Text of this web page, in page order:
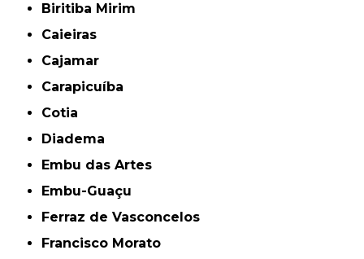
Biritiba Mirim
Caieiras
Cajamar
Carapicuíba
Cotia
Diadema
Embu das Artes
Embu-Guaçu
Ferraz de Vasconcelos
Francisco Morato